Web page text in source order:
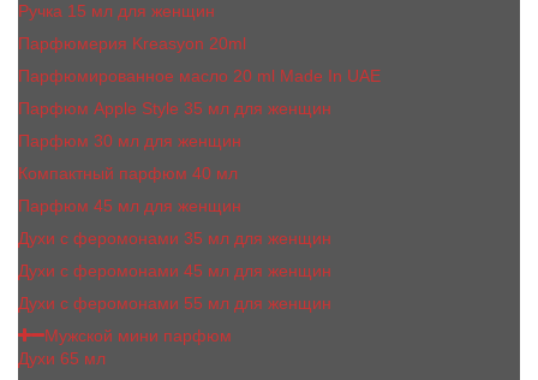
Ручка 15 мл для женщин
Парфюмерия Kreasyon 20ml
Парфюмированное масло 20 ml Made In UAE
Парфюм Apple Style 35 мл для женщин
Парфюм 30 мл для женщин
Компактный парфюм 40 мл
Парфюм 45 мл для женщин
Духи с феромонами 35 мл для женщин
Духи с феромонами 45 мл для женщин
Духи с феромонами 55 мл для женщин
Мужской мини парфюм
Духи 65 мл